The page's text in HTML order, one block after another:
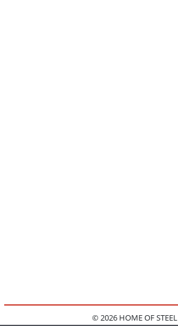
© 2026 HOME OF STEEL